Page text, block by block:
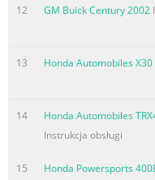
12 GM Buick Century 2002
13 Honda Automobiles X30
14
Honda Automobiles
Instrukcja obsługi
15 Honda Powersports